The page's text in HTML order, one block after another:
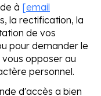
à [email
la rectification, la
de vos
pour demander le
opposer au
personnel.
d'accès a bien